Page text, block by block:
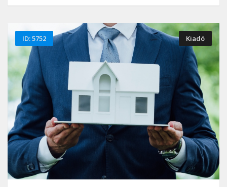
ID: 5752 Kiadó